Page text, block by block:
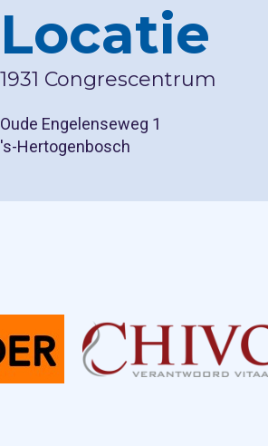
Locatie
1931 Congrescentrum
Oude Engelenseweg 1
's-Hertogenbosch